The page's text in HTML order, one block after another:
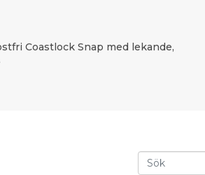
Coastlock Snap med lekande,
Search